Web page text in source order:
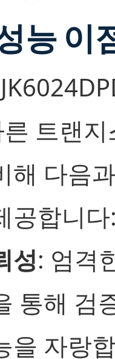
능 이
트랜
해 다음
공합니
성: 엄격
통해 검
을 자랑